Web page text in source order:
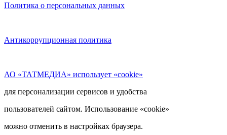
Политика о персональных данных
Антикоррупционная политика
АО «ТАТМЕДИА» использует «cookie»
для персонализации сервисов и удобства
пользователей сайтом. Использование «cookie»
можно отменить в настройках браузера.